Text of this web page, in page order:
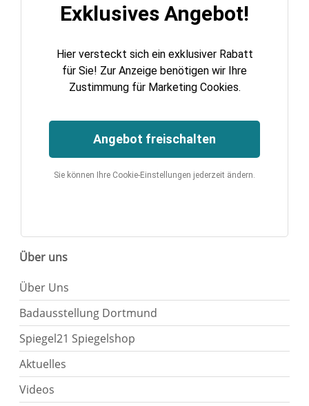
Exklusives Angebot!
Hier versteckt sich ein exklusiver Rabatt
für Sie! Zur Anzeige benötigen wir Ihre
Zustimmung für Marketing Cookies.
Angebot freischalten
Sie können Ihre Cookie-Einstellungen jederzeit ändern.
Über uns
Über Uns
Badausstellung Dortmund
Spiegel21 Spiegelshop
Aktuelles
Videos